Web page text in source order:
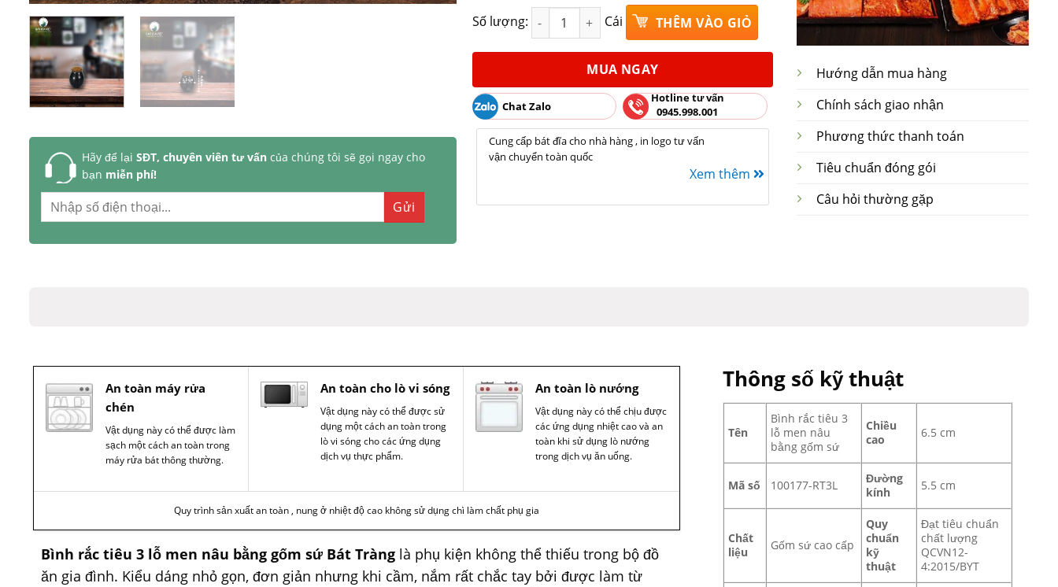
Hãy để lại SĐT, chuyên viên tư vấncủa chúng tôi sẽ gọi ngay cho
bạn miễn phí!
Số lượng: Bình rắc tiêu 3 lỗ men nâu bằng gốm sứ Rộng 5.5cm x Cao 6.5cm số lượng
Cái THÊM VÀO GIỎ
MUA NGAY
Chat Zalo
Hotline tư vấn
0945.998.001
Cung cấp bát đĩa cho nhà hàng , in logo tư vấn
vận chuyển toàn quốc
Xem thêm
Hướng dẫn mua hàng
Chính sách giao nhận
Phương thức thanh toán
Tiêu chuẩn đóng gói
Câu hỏi thường gặp
An toàn máy rửa
chén
Vật dụng này có thể được làm
sạch một cách an toàn trong
máy rửa bát thông thường.
An toàn cho lò vi sóng
Vật dụng này có thể được sử
dụng một cách an toàn trong
lò vi sóng cho các ứng dụng
dịch vụ thực phẩm.
An toàn lò nướng
Vật dụng này có thể chịu được
các ứng dụng nhiệt cao và an
toàn khi sử dụng lò nướng
trong dịch vụ ăn uống.
Quy trình sản xuất an toàn , nung ở nhiệt độ cao không sử dụng chì làm chất phụ gia
Bình rắc tiêu 3 lỗ men nâu bằng gốm sứ Bát Trànglà phụ kiện không thể thiếu trong bộ đồ
ăn gia đình. Kiểu dáng nhỏ gọn, đơn giản nhưng khi cầm, nắm rất chắc tay bởi được làm từ
Thông số kỹ thuật
Tên
Bình rắc tiêu 3
lỗ men nâu
bằng gốm sứ
Chiều
cao
6.5 cm
Mã số 100177-RT3L
Đường
kính
5.5 cm
Chất
liệu
Gốm sứ cao cấp
Quy
chuẩn
kỹ
thuật
Đạt tiêu chuẩn
chất lượng
QCVN12-
4:2015/BYT